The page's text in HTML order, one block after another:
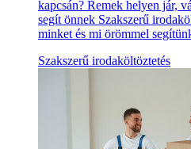
kapcsán? Remek helyen jár,
segít önnek Szakszerű
minket és mi örömmel
Szakszerű irodaköltöztetés